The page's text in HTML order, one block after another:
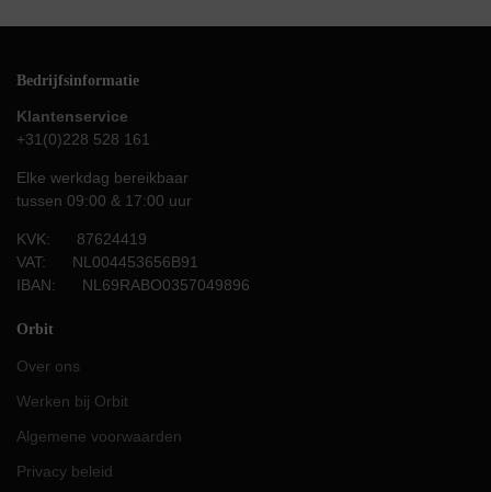
Bedrijfsinformatie
Klantenservice
+31(0)228 528 161
Elke werkdag bereikbaar
tussen 09:00 & 17:00 uur
KVK: 87624419
VAT: NL004453656B91
IBAN: NL69RABO0357049896
Orbit
Over ons
Werken bij Orbit
Algemene voorwaarden
Privacy beleid